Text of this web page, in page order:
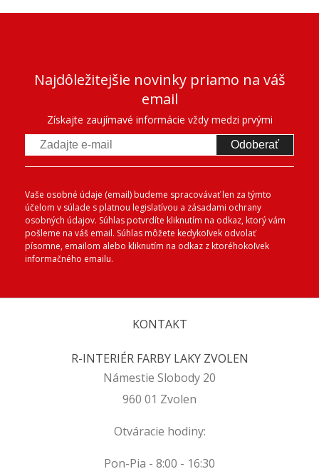
Najdôležitejšie novinky priamo na váš
email
Získajte zaujímavé informácie vždy medzi prvými
Odoberať
Vaše osobné údaje (email) budeme spracovávať len za týmto
účelom v súlade s platnou legislatívou a zásadami ochrany
osobných údajov. Súhlas potvrdíte kliknutím na odkaz, ktorý vám
pošleme na váš email. Súhlas môžete kedykoľvek odvolať
písomne, emailom alebo kliknutím na odkaz z ktoréhokoľvek
informačného emailu.
KONTAKT
R-INTERIÉR FARBY LAKY ZVOLEN
Námestie Slobody 20
960 01 Zvolen
Otváracie hodiny:
Pon-Pia - 8:00 - 16:30